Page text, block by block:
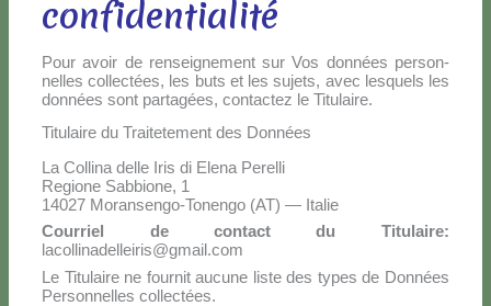
confidentialité
Pour avoir de ren­sei­gne­ment sur Vos don­nées per­son­
nel­les col­lec­tées, les bu­ts et les su­je­ts, avec le­squels les
don­nées sont par­ta­gées, con­tac­tez le Ti­tu­lai­re.
Titulaire du Traitetement des Données
La Col­li­na del­le Iris di Ele­na Pe­rel­li
Re­gio­ne Sab­bio­ne, 1
14027 Mo­ran­sen­go-To­nen­go (AT) — Ita­lie
Cour­riel de con­tact du Ti­tu­lai­re:
lacollinadelleiris@gmail.com
Le Ti­tu­lai­re ne four­nit au­cu­ne li­ste des ty­pes de Don­nées
Per­son­nel­les col­lec­tées.